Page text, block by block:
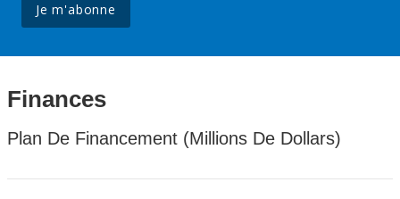
Je m'abonne
Finances
Plan De Financement (Millions De Dollars)